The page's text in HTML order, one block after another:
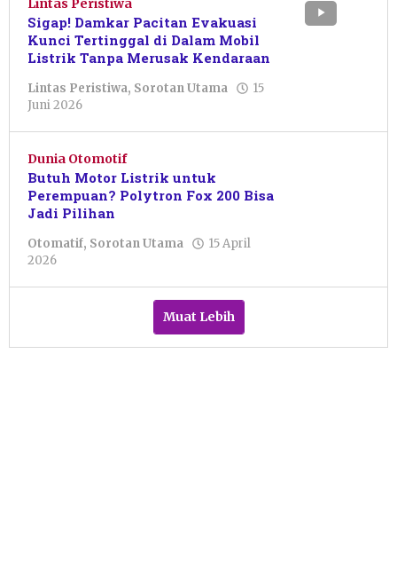
Lintas Peristiwa
Sigap! Damkar Pacitan Evakuasi
Kunci Tertinggal di Dalam Mobil
Listrik Tanpa Merusak Kendaraan
Lintas Peristiwa, Sorotan Utama
15
Juni 2026
Dunia Otomotif
Butuh Motor Listrik untuk
Perempuan? Polytron Fox 200 Bisa
Jadi Pilihan
Otomatif, Sorotan Utama
15 April
2026
Muat Lebih